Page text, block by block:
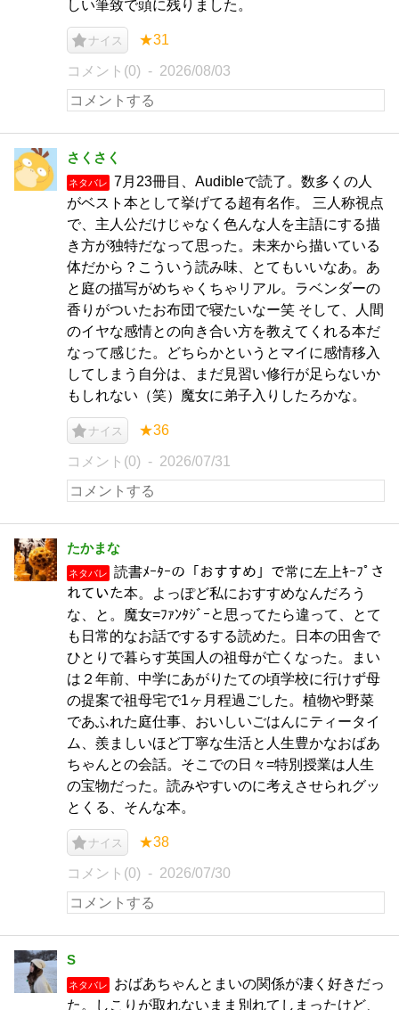
しい筆致で頭に残りました。
ナイス ★31
コメント(0) 2026/08/03
さくさく
ネタバレ
7月23冊目、Audibleで読了。数多くの人
がベスト本として挙げてる超有名作。 三人称視点
で、主人公だけじゃなく色んな人を主語にする描
き方が独特だなって思った。未来から描いている
体だから？こういう読み味、とてもいいなあ。あ
と庭の描写がめちゃくちゃリアル。ラベンダーの
香りがついたお布団で寝たいなー笑 そして、人間
のイヤな感情との向き合い方を教えてくれる本だ
なって感じた。どちらかというとマイに感情移入
してしまう自分は、まだ見習い修行が足らないか
もしれない（笑）魔女に弟子入りしたろかな。
ナイス ★36
コメント(0) 2026/07/31
たかまな
ネタバレ
読書ﾒｰﾀｰの「おすすめ」で常に左上ｷｰﾌﾟさ
れていた本。よっぽど私におすすめなんだろう
な、と。魔女=ﾌｧﾝﾀｼﾞｰと思ってたら違って、とて
も日常的なお話でするする読めた。日本の田舎で
ひとりで暮らす英国人の祖母が亡くなった。まい
は２年前、中学にあがりたての頃学校に行けず母
の提案で祖母宅で1ヶ月程過ごした。植物や野菜
であふれた庭仕事、おいしいごはんにティータイ
ム、羨ましいほど丁寧な生活と人生豊かなおばあ
ちゃんとの会話。そこでの日々=特別授業は人生
の宝物だった。読みやすいのに考えさせられグッ
とくる、そんな本。
ナイス ★38
コメント(0) 2026/07/30
S
ネタバレ
おばあちゃんとまいの関係が凄く好きだっ
た。しこりが取れないまま別れてしまったけど、